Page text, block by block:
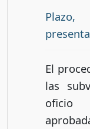
El
las
oficio